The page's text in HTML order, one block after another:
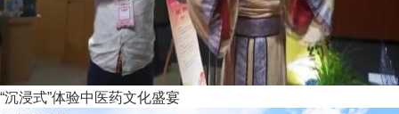
“沉浸式”体验中医药文化盛宴